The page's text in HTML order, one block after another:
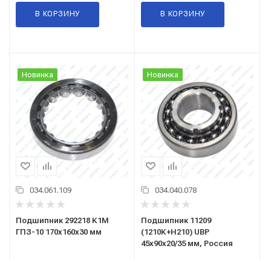
В КОРЗИНУ В КОРЗИНУ
Новинка
034.061.109
Подшипник 292218 К1М
ГПЗ-10 170x160x30 мм
Новинка
034.040.078
Подшипник 11209
(1210К+Н210) UBP
45x90x20/35 мм, Россия